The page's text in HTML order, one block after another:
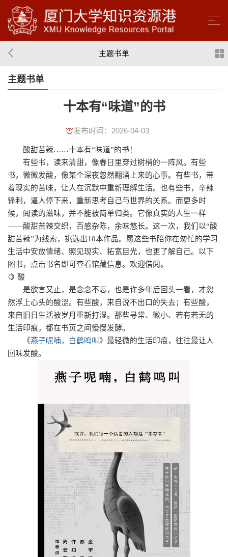
主题书单
主题书单
十本有“味道”的书
发布时间：2026-04-03
酸甜苦辣……十本有“味道”的书！
有些书，读来清甜，像春日里穿过树梢的一阵风。有些
书，微微发酸，像某个深夜忽然翻涌上来的心事。有些书，带
着现实的苦味，让人在沉默中重新理解生活。也有些书，辛辣
锋利，逼人停下来，重新思考自己与世界的关系。而更多时
候，阅读的滋味，并不能被简单归类。它像真实的人生一样
——酸甜苦辣交织，百感杂陈，余味悠长。这一次，我们以“酸
甜苦辣”为线索，挑选出10本作品。愿这些书陪你在匆忙的学习
生活中安放情绪、照见现实、拓宽目光，也更了解自己。以下
图书，点击书名即可查看馆藏信息。欢迎借阅。
🍋 酸
是欲言又止，是念念不忘，也是许多年后回头一看，才忽
然浮上心头的酸涩。有些酸，来自说不出口的失去；有些酸，
来自旧日生活被岁月重新打湿。那些寻常、微小、若有若无的
生活印痕，都在书页之间慢慢发酵。
《燕子呢喃，白鹤鸣叫 》 最轻微的生活印痕， 往往最让人
回味发酸。